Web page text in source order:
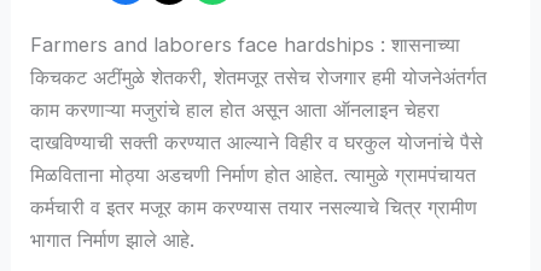
Farmers and laborers face hardships : शासनाच्या
किचकट अटींमुळे शेतकरी, शेतमजूर तसेच रोजगार हमी योजनेअंतर्गत
काम करणाऱ्या मजुरांचे हाल होत असून आता ऑनलाइन चेहरा
दाखविण्याची सक्ती करण्यात आल्याने विहीर व घरकुल योजनांचे पैसे
मिळविताना मोठ्या अडचणी निर्माण होत आहेत. त्यामुळे ग्रामपंचायत
कर्मचारी व इतर मजूर काम करण्यास तयार नसल्याचे चित्र ग्रामीण
भागात निर्माण झाले आहे.